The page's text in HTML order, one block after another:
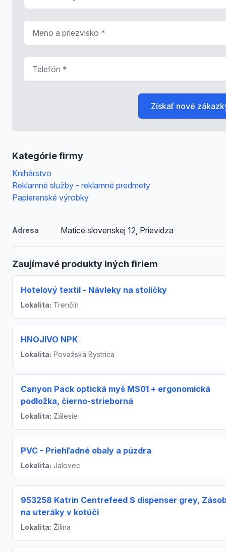
Kategórie firmy
Knihárstvo
Reklamné služby - reklamné predmety
Papierenské výrobky
Adresa Matice slovenskej 12, Prievidza
Zaujímavé produkty iných firiem
Hotelový textil - Návleky na stoličky
Lokalita: Trenčín
HNOJIVO NPK
Lokalita: Považská Bystrica
Canyon Pack optická myš MS01 + ergonomická
podložka, čierno-strieborná
Lokalita: Zálesie
PVC - Priehľadné obaly a púzdra
Lokalita: Jalovec
953258 Katrin Centrefeed S dispenser grey,
na uteráky v kotúči
Lokalita: Žilina
Získať nové